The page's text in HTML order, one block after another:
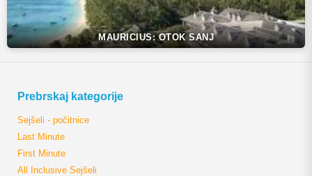
MAURICIUS: OTOK SANJ
Prebrskaj kategorije
Sejšeli - počitnice
Last Minute
First Minute
All Inclusive Sejšeli